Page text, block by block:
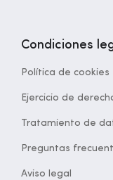
Condiciones
Política de cookies
Ejercicio de
Tratamiento de
Preguntas
Aviso legal